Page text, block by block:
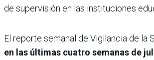
de supervisión en las instituciones
El reporte semanal de Vigilancia de la
en las últimas cuatro semanas de